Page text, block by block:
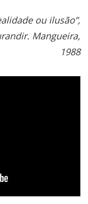
ou ilusão”,
Mangueira,
1988